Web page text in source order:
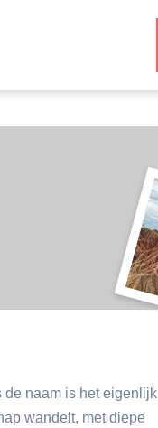
de naam is het eigenlijk
wandelt, met diepe